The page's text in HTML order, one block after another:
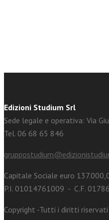
Edizioni Studium Srl
Sede legale e operativa: Via
Tel. 06 68 65 846
Capitale Sociale euro
P.I. 01014761009 - C.F.
Copyright -Tutti i diritti riservati